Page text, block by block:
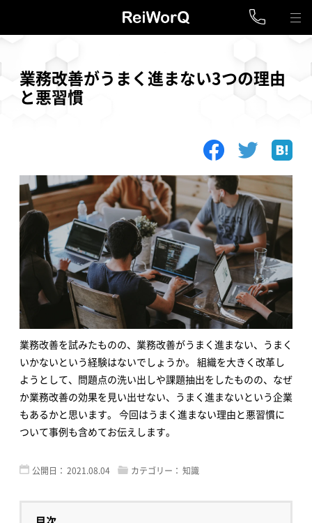
業務改善がうまく進まない3つの理由
と悪習慣
業務改善を試みたものの、業務改善がうまく進まない、うまく
いかないという経験はないでしょうか。 組織を大きく改革し
ようとして、問題点の洗い出しや課題抽出をしたものの、なぜ
か業務改善の効果を見い出せない、うまく進まないという企業
もあるかと思います。 今回はうまく進まない理由と悪習慣に
ついて事例も含めてお伝えします。
公開日： 2021.08.04 カテゴリー： 知識